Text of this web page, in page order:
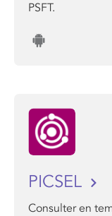
PSFT.
PICSEL
Consulter en